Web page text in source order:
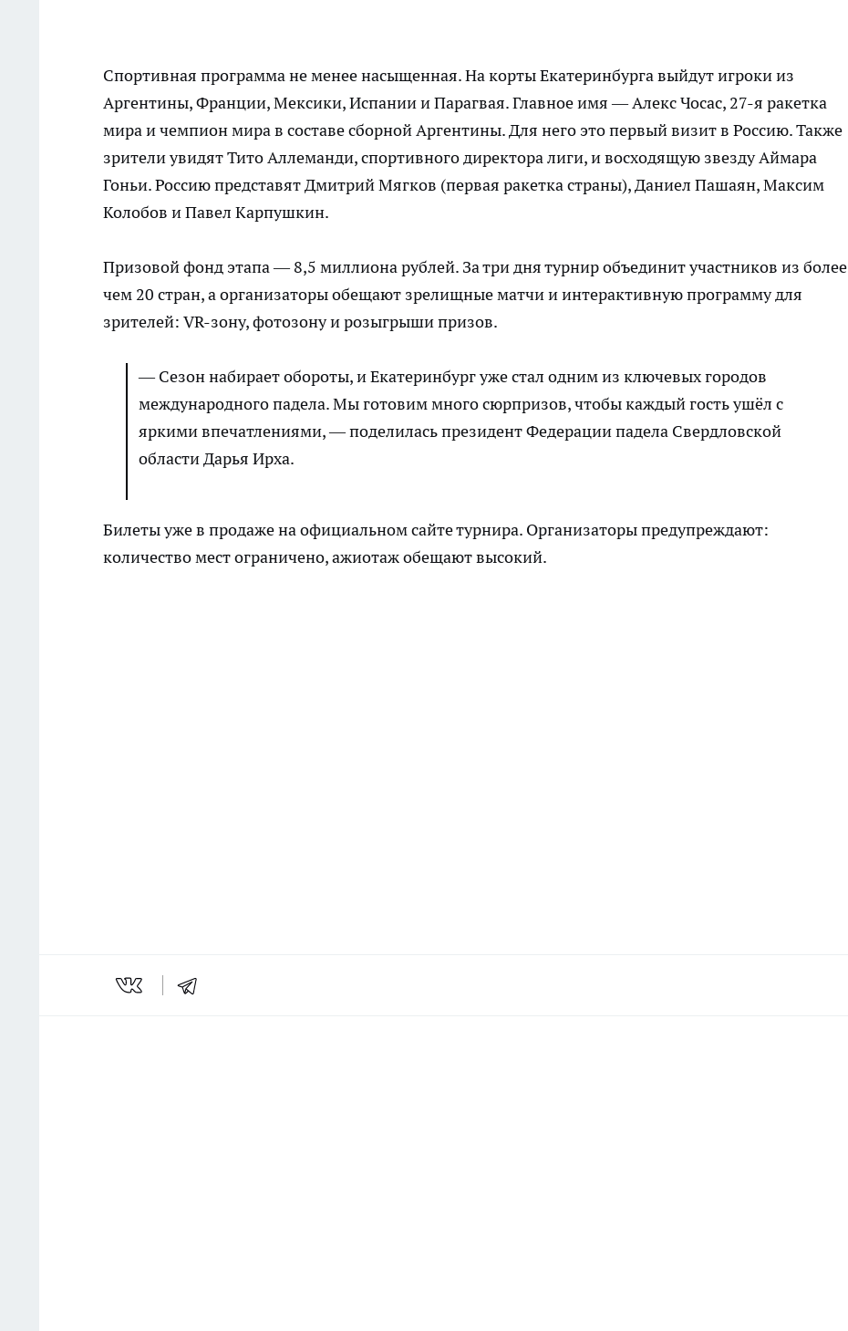
Спортивная программа не менее насыщенная. На корты Екатеринбурга выйдут игроки из
Аргентины, Франции, Мексики, Испании и Парагвая. Главное имя — Алекс Чосас, 27-я ракетка
мира и чемпион мира в составе сборной Аргентины. Для него это первый визит в Россию. Также
зрители увидят Тито Аллеманди, спортивного директора лиги, и восходящую звезду Аймара
Гоньи. Россию представят Дмитрий Мягков (первая ракетка страны), Даниел Пашаян, Максим
Колобов и Павел Карпушкин.
Призовой фонд этапа — 8,5 миллиона рублей. За три дня турнир объединит участников из более
чем 20 стран, а организаторы обещают зрелищные матчи и интерактивную программу для
зрителей: VR-зону, фотозону и розыгрыши призов.
— Сезон набирает обороты, и Екатеринбург уже стал одним из ключевых городов
международного падела. Мы готовим много сюрпризов, чтобы каждый гость ушёл с
яркими впечатлениями, — поделилась президент Федерации падела Свердловской
области Дарья Ирха.
Билеты уже в продаже на официальном сайте турнира. Организаторы предупреждают:
количество мест ограничено, ажиотаж обещают высокий.